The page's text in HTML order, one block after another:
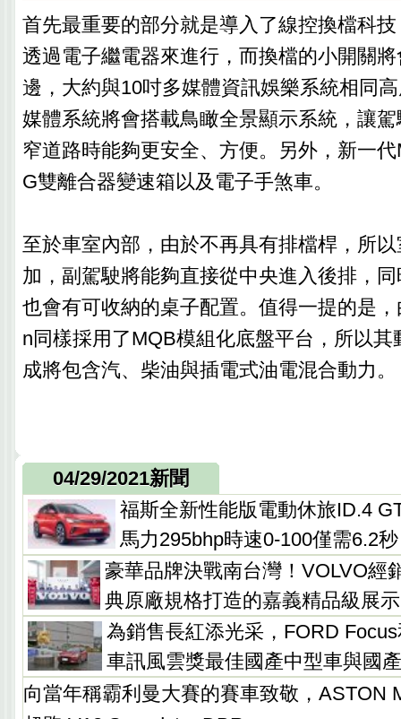
首先最重要的部分就是導入了線控換檔科
透過電子繼電器來進行，而換檔的小開關
邊，大約與10吋多媒體資訊娛樂系統相同
媒體系統將會搭載鳥瞰全景顯示系統，讓
窄道路時能夠更安全、方便。另外，新一
G雙離合器變速箱以及電子手煞車。
至於車室內部，由於不再具有排檔桿，所
加，副駕駛將能夠直接從中央進入後排，
也會有可收納的桌子配置。值得一提的是
n同樣採用了MQB模組化底盤平台，所以其
成將包含汽、柴油與插電式油電混合動力。
04/29/2021新聞
福斯全新性能版電動休旅ID.4
馬力295bhp時速0-100僅需6.2秒
豪華品牌決戰南台灣！VOLVO經
典原廠規格打造的嘉義精品級展
為銷售長紅添光采，FORD
車訊風雲獎最佳國產中型車與國
向當年稱霸利曼大賽的賽車致敬，ASTON